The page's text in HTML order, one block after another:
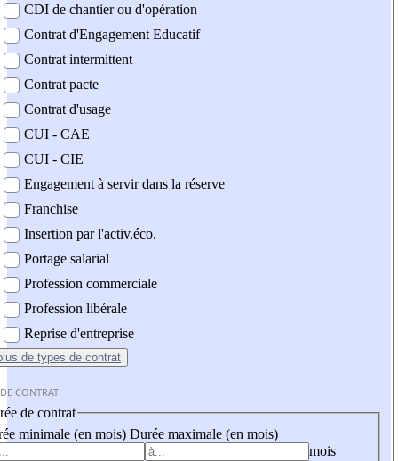
CDI de chantier ou d'opération
Contrat d'Engagement Educatif
Contrat intermittent
Contrat pacte
Contrat d'usage
CUI - CAE
CUI - CIE
Engagement à servir dans la réserve
Franchise
Insertion par l'activ.éco.
Portage salarial
Profession commerciale
Profession libérale
Reprise d'entreprise
de types de contrat
CONTRAT
de contrat
minimale (en mois) Durée maximale (en mois)
mois